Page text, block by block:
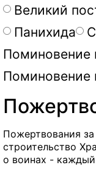
Великий
Панихида
Поминовение
Поминовение
Пожертвования
строительство
о воинах -